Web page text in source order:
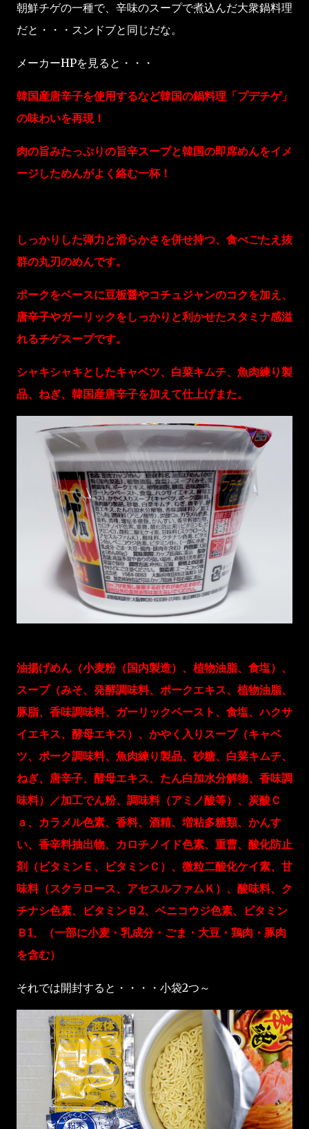
朝鮮チゲの一種で、辛味のスープで煮込んだ大衆鍋料理
だと・・・スンドブと同じだな。
メーカーHPを見ると・・・
韓国産唐辛子を使用するなど韓国の鍋料理「プデチゲ」
の味わいを再現！
肉の旨みたっぷりの旨辛スープと韓国の即席めんをイメ
ージしためんがよく絡む一杯！
しっかりした弾力と滑らかさを併せ持つ、食べごたえ抜
群の丸刃のめんです。
ポークをベースに豆板醤やコチュジャンのコクを加え、
唐辛子やガーリックをしっかりと利かせたスタミナ感溢
れるチゲスープです。
シャキシャキとしたキャベツ、白菜キムチ、魚肉練り製
品、ねぎ、韓国産唐辛子を加えて仕上げまた。
油揚げめん（小麦粉（国内製造）、植物油脂、食塩）、
スープ（みそ、発酵調味料、ポークエキス、植物油脂、
豚脂、香味調味料、ガーリックペースト、食塩、ハクサ
イエキス、酵母エキス）、かやく入りスープ（キャベ
ツ、ポーク調味料、魚肉練り製品、砂糖、白菜キムチ、
ねぎ、唐辛子、酵母エキス、たん白加水分解物、香味調
味料）／加工でん粉、調味料（アミノ酸等）、炭酸Ｃ
ａ、カラメル色素、香料、酒精、増粘多糖類、かんす
い、香辛料抽出物、カロチノイド色素、重曹、酸化防止
剤（ビタミンＥ、ビタミンＣ）、微粒二酸化ケイ素、甘
味料（スクラロース、アセスルファムＫ）、酸味料、ク
チナシ色素、ビタミンＢ2、ベニコウジ色素、ビタミン
Ｂ1、（一部に小麦・乳成分・ごま・大豆・鶏肉・豚肉
を含む）
それでは開封すると・・・・小袋2つ～